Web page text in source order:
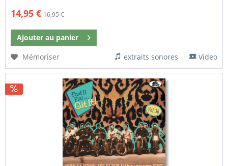
14,95 € 16,95 €
Ajouter au panier
Mémoriser
extraits sonores Video